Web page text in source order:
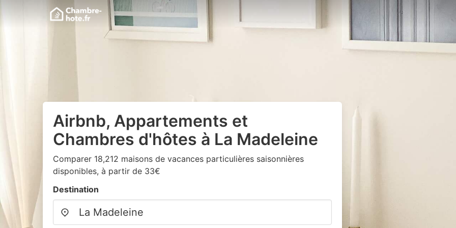
Airbnb, Appartements et
Chambres d'hôtes à La Madeleine
Comparer 18,212 maisons de vacances particulières saisonnières
disponibles, à partir de 33€
Destination